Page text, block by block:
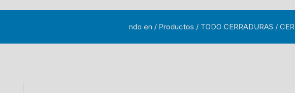
ndo en / Productos / TODO CERRADURAS /